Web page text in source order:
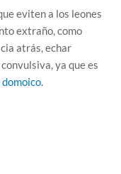
eviten a los leones
extraño, como
atrás, echar
ya que es
.